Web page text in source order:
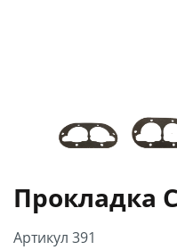
Прокладка
Артикул 391